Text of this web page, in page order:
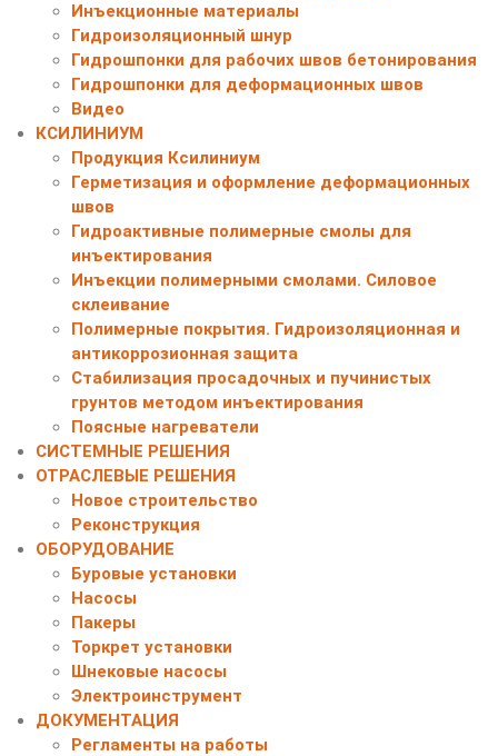
Инъекционные материалы
Гидроизоляционный шнур
Гидрошпонки для рабочих швов бетонирования
Гидрошпонки для деформационных швов
Видео
КСИЛИНИУМ
Продукция Ксилиниум
Герметизация и оформление деформационных
швов
Гидроактивные полимерные смолы для
инъектирования
Инъекции полимерными смолами. Силовое
склеивание
Полимерные покрытия. Гидроизоляционная и
антикоррозионная защита
Стабилизация просадочных и пучинистых
грунтов методом инъектирования
Поясные нагреватели
СИСТЕМНЫЕ РЕШЕНИЯ
ОТРАСЛЕВЫЕ РЕШЕНИЯ
Новое строительство
Реконструкция
ОБОРУДОВАНИЕ
Буровые установки
Насосы
Пакеры
Торкрет установки
Шнековые насосы
Электроинструмент
ДОКУМЕНТАЦИЯ
Регламенты на работы